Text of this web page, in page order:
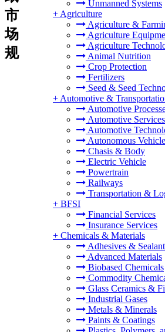
Unmanned Systems
+ Agriculture
Agriculture &
Agriculture
Agriculture
Animal Nutrition
Crop Protection
Fertilizers
Seed & Seed
+ Automotive &
Automotive
Automotive Services
Automotive
Autonomous
Chasis & Body
Electric Vehicle
Powertrain
Railways
Transportation &
+ BFSI
Financial Services
Insurance Services
+ Chemicals & Materials
Adhesives &
Advanced Materials
Biobased Chemicals
Commodity
Glass Ceramics &
Industrial Gases
Metals & Minerals
Paints & Coatings
市
场
规